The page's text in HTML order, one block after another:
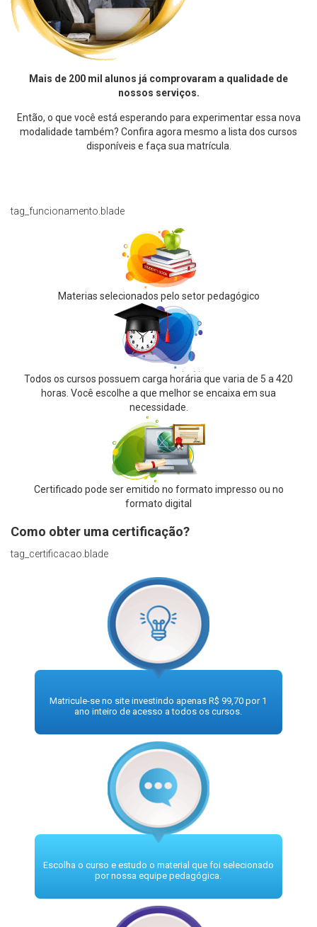
Mais de 200 mil alunos já comprovaram a qualidade de
nossos serviços.
Então, o que você está esperando para experimentar essa nova
modalidade também? Confira agora mesmo a lista dos cursos
disponíveis e faça sua matrícula.
tag_funcionamento.blade
Materias selecionados pelo setor pedagógico
Todos os cursos possuem carga horária que varia de 5 a 420
horas. Você escolhe a que melhor se encaixa em sua
necessidade.
Certificado pode ser emitido no formato impresso ou no
formato digital
Como obter uma certificação?
tag_certificacao.blade
Matricule-se no site investindo apenas R$ 99,70 por 1
ano inteiro de acesso a todos os cursos.
Escolha o curso e estudo o material que foi selecionado
por nossa equipe pedagógica.